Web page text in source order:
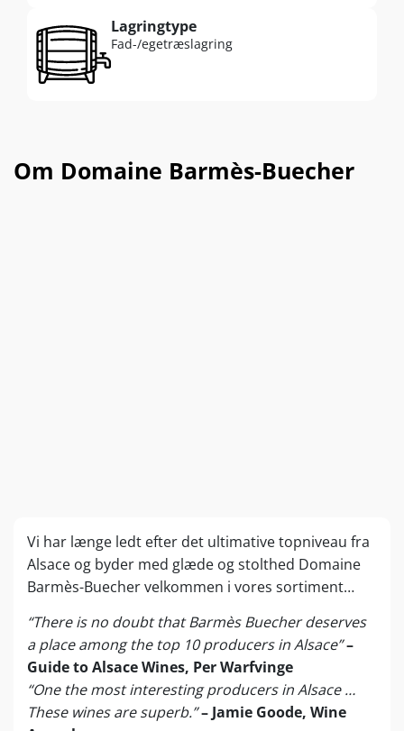
Lagringtype
Fad-/egetræslagring
Om Domaine Barmès-Buecher
Vi har længe ledt efter det ultimative topniveau fra
Alsace og byder med glæde og stolthed Domaine
Barmès-Buecher velkommen i vores sortiment…
“There is no doubt that Barmès Buecher deserves
a place among the top 10 producers in Alsace”–
Guide to Alsace Wines, Per Warfvinge
“One the most interesting producers in Alsace …
These wines are superb.”– Jamie Goode, Wine